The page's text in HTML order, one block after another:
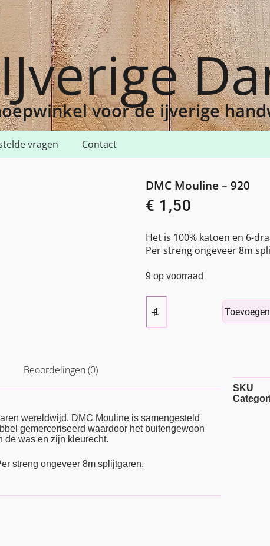
voor de ijverige
vragen Contact
DMC Mouline – 920
€ 1,50
Het is 100% katoen en 6-
Per streng ongeveer 8m
9 op voorraad
Beoordelingen (0)
wereldwijd. DMC Mouline is samengesteld
gemerceriseerd waardoor het buitengewoon
de was en zijn kleurecht.
streng ongeveer 8m splijtgaren.
SKU